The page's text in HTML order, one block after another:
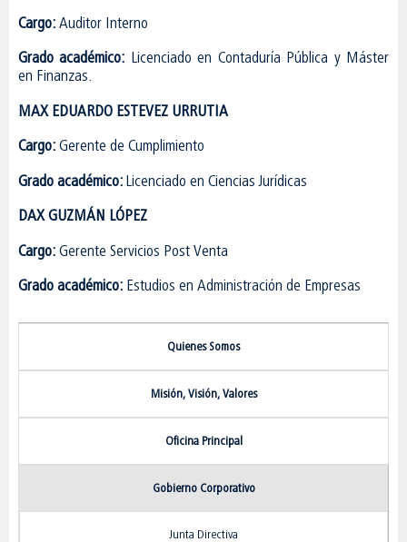
Cargo: Auditor Interno
Grado académico: Licenciado en Contaduría Pública y Máster
en Finanzas.
MAX EDUARDO ESTEVEZ URRUTIA
Cargo: Gerente de Cumplimiento
Grado académico: Licenciado en Ciencias Jurídicas
DAX GUZMÁN LÓPEZ
Cargo: Gerente Servicios Post Venta
Grado académico: Estudios en Administración de Empresas
Quienes Somos
Misión, Visión, Valores
Oficina Principal
Gobierno Corporativo
Junta Directiva